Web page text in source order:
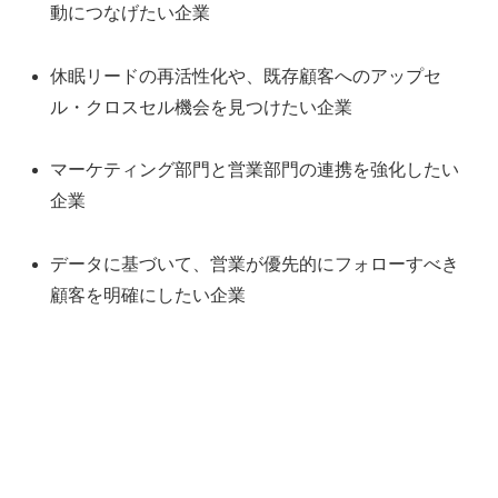
動につなげたい企業
休眠リードの再活性化や、既存顧客へのアップセ
ル・クロスセル機会を見つけたい企業
マーケティング部門と営業部門の連携を強化したい
企業
データに基づいて、営業が優先的にフォローすべき
顧客を明確にしたい企業